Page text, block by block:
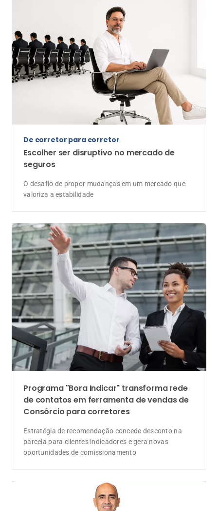
Programa "Bora Indicar" transforma rede
Consórcio para corretores
Estratégia de recomendação concede desconto na
parcela para clientes indicadores e gera novas
oportunidades de comissionamento
Unidades
Marcio Barros assume Unidade Caxias do
Sul da Lojacorr Seguros
Após quase 30 anos em grandes seguradoras,
no modelo colaborativo da rede para impulsionar o
desenvolvimento da região